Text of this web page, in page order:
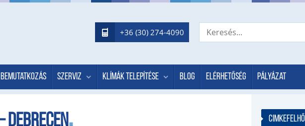
+36 (30) 274-4090
Bemutatkozás Szerviz Klímák telepítése Blog Elérhetőség Pályázat
Debrecen CIMKEFELHŐ